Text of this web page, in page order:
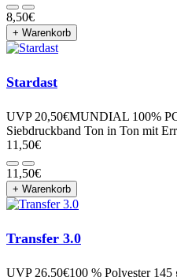
8,50€
+ Warenkorb
Stardast
UVP 20,50€MUNDIAL 100%
Siebdruckband Ton in Ton mit
11,50€
11,50€
+ Warenkorb
Transfer 3.0
UVP 26,50€100 % Polyester 145